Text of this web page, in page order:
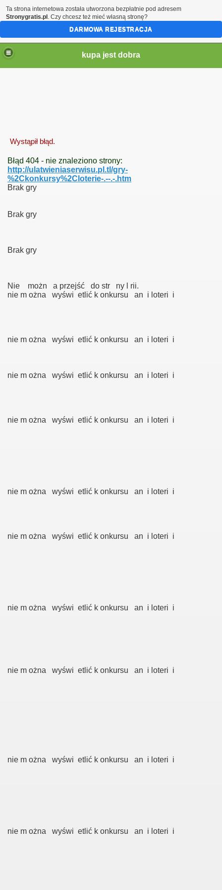
kupa jest dobra
Wystąpił błąd.
Błąd 404 - nie znaleziono strony:
http://ulatwieniaserwisu.pl.tl/gry-
%2Ckonkursy%2Cloterie-.--.-.htm
Brak gry
Brak gry
Brak gry
Nie możn a przejść do str ny l rii.
nie m ożna wyświ etlić k onkursu an i loteri i
nie m ożna wyświ etlić k onkursu an i loteri i
nie m ożna wyświ etlić k onkursu an i loteri i
nie m ożna wyświ etlić k onkursu an i loteri i
nie m ożna wyświ etlić k onkursu an i loteri i
nie m ożna wyświ etlić k onkursu an i loteri i
nie m ożna wyświ etlić k onkursu an i loteri i
nie m ożna wyświ etlić k onkursu an i loteri i
nie m ożna wyświ etlić k onkursu an i loteri i
nie m ożna wyświ etlić k onkursu an i loteri i
itd
Ta strona internetowa została utworzona bezpłatnie pod adresem
Stronygratis.pl . Czy chcesz też mieć własną stronę?
DARMOWA REJESTRACJA